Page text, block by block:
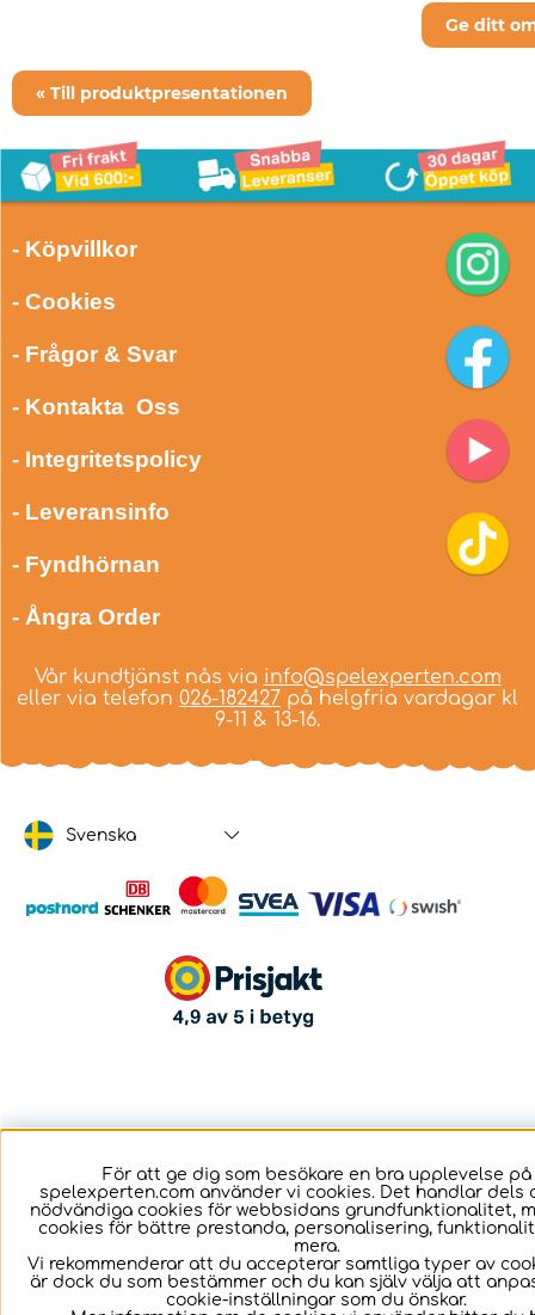
Ge ditt
« Till produktpresentationen
- Köpvillkor
- Cookies
- Frågor & Svar
- Kontakta Oss
- Integritetspolicy
- Leveransinfo
- Fyndhörnan
- Ångra Order
Vår kundtjänst nås via info@spelexperten.com
eller via telefon 026-182427 på helgfria vardagar kl
9-11 & 13-16.
Svenska
För att ge dig som besökare en bra upplevelse på
spelexperten.com använder vi cookies. Det handlar dels
nödvändiga cookies för webbsidans grundfunktionalitet,
cookies för bättre prestanda, personalisering,
mera.
Vi rekommenderar att du accepterar samtliga typer av
är dock du som bestämmer och du kan själv välja att
cookie-inställningar som du önskar.